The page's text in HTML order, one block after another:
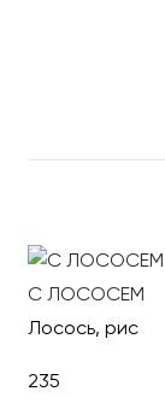
С ЛОСОСЕМ
Лосось, рис
235